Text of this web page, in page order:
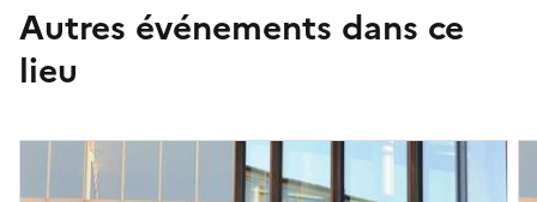
Autres événements dans ce
lieu